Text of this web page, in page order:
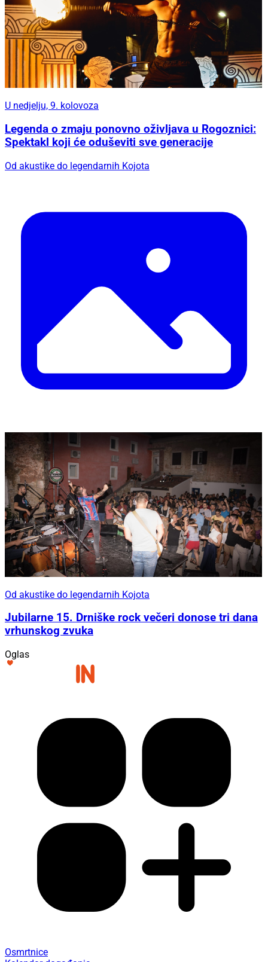
U nedjelju, 9. kolovoza
Legenda o zmaju ponovno oživljava u Rogoznici:
Spektakl koji će oduševiti sve generacije
Od akustike do legendarnih Kojota
Od akustike do legendarnih Kojota
Jubilarne 15. Drniške rock večeri donose tri dana
vrhunskog zvuka
Oglas
Osmrtnice